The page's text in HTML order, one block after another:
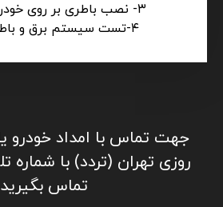
۳- نصب باطری بر روی خودروی مشتری
۴-تست سیستم برق و باطری خودرو
جهت تماس با امداد خودرو
تماس بگیرید